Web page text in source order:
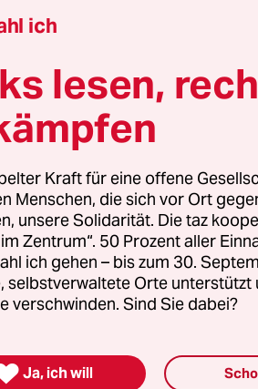
klagen Aktivisten,
und umweltschädlichen
protestieren.
Hütten unseres neuen
sagt ein
nennt. „Die
zum Bau Holz aus dem Forst
den Braunkohletagebau
ich
lesen,
Kraft für eine offene
Menschen, die sich vor Ort
unsere Solidarität. Die taz
Zentrum“. 50 Prozent aller
ich gehen – bis zum 30.
selbstverwaltete Orte unterstützt
verschwinden. Sind Sie dabei?
Ja, ich will